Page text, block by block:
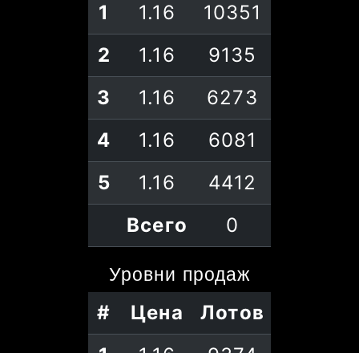
1
1.16
10351
2
1.16
9135
3
1.16
6273
4
1.16
6081
5
1.16
4412
Всего
0
Уровни продаж
# Цена
Лотов